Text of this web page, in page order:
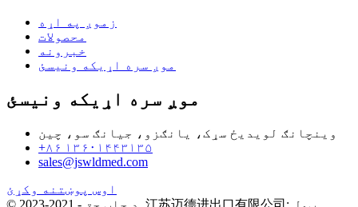
زموږ په اړه
محصولات
خبرونه
موږ سره اړیکه ونیسئ
موږ سره اړیکه ونیسئ
وینچانګ لویدیځ سړک، یانګزو، جیانګ سو، چین
+۸۶ ۱۳۶۰۱۴۴۳۱۳۵
sales@jswldmed.com
اوس پوښتنه وکړئ
© د چاپ حق - 2021-2023. 江苏迈德进出口有限公司: ټول